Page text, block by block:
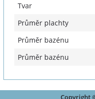
Tvar
Průměr plachty
Průměr bazénu
Průměr bazénu
Copyright